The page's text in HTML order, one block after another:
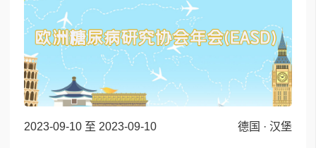
2023-09-10 至 2023-09-10 德国 · 汉堡